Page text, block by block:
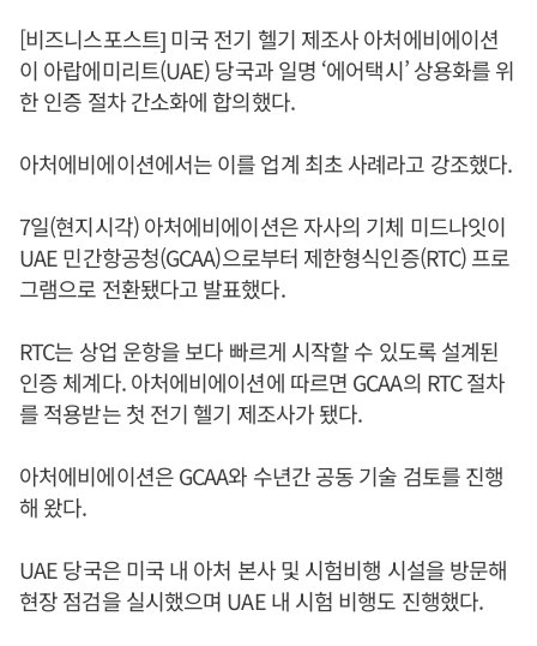
[비즈니스포스트] 미국 전기 헬기 제조사 아처에비에이션
이 아랍에미리트(UAE) 당국과 일명 ‘에어택시’ 상용화를 위
한 인증 절차 간소화에 합의했다.
아처에비에이션에서는 이를 업계 최초 사례라고 강조했다.
7일(현지시각) 아처에비에이션은 자사의 기체 미드나잇이
UAE 민간항공청(GCAA)으로부터 제한형식인증(RTC) 프로
그램으로 전환됐다고 발표했다.
RTC는 상업 운항을 보다 빠르게 시작할 수 있도록 설계된
인증 체계다. 아처에비에이션에 따르면 GCAA의 RTC 절차
를 적용받는 첫 전기 헬기 제조사가 됐다.
아처에비에이션은 GCAA와 수년간 공동 기술 검토를 진행
해 왔다.
UAE 당국은 미국 내 아처 본사 및 시험비행 시설을 방문해
현장 점검을 실시했으며 UAE 내 시험 비행도 진행했다.